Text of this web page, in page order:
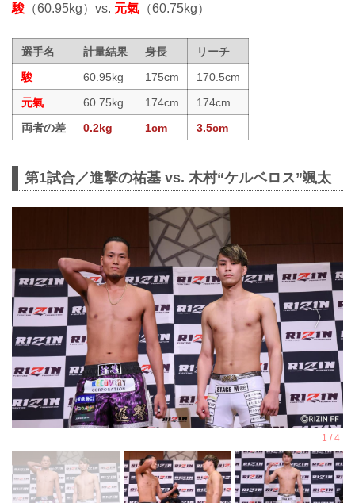
駿 （60.95kg）vs. 元氣 （60.75kg）
選手名 計量結果 身長
リーチ
駿
60.95kg 175cm
170.5cm
元氣
60.75kg 174cm
174cm
両者の差
0.2kg 1cm 3.5cm
第1試合／進撃の祐基 vs. 木村“ケルベロス”颯太